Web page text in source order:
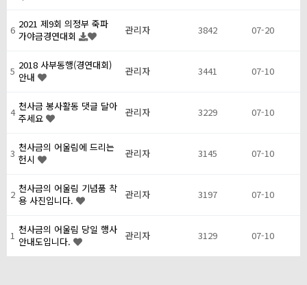
6 2021 제9회 의정부 죽파
가야금경연대회
관리자 3842 07-20
5 2018 사부동행(경연대회)
안내
관리자 3441 07-10
4 천사금 봉사활동 댓글 달아
주세요
관리자 3229 07-10
3 천사금의 어울림에 드리는
헌시
관리자 3145 07-10
2 천사금의 어울림 기념품 착
용 사진입니다.
관리자 3197 07-10
1 천사금의 어울림 당일 행사
안내도입니다.
관리자 3129 07-10